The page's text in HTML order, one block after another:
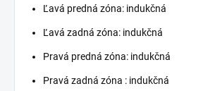
Ľavá predná zóna: indukčná
Ľavá zadná zóna: indukčná
Pravá predná zóna: indukčná
Pravá zadná zóna : indukčná